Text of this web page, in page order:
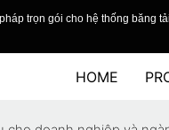
trọn gói cho hệ thống băng
HOME